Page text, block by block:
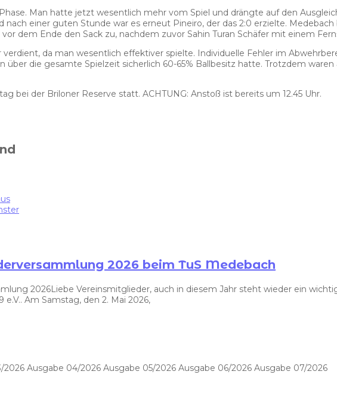
Man hatte jetzt wesentlich mehr vom Spiel und drängte auf den
nach einer guten Stunde war es erneut Pineiro, der das 2:0 erzielte.
dem Ende den Sack zu, nachdem zuvor Sahin Turan Schäfer mit einem
da man wesentlich effektiver spielte. Individuelle Fehler im
die gesamte Spielzeit sicherlich 60-65% Ballbesitz hatte. Trotzdem
bei der Briloner Reserve statt. ACHTUNG: Anstoß ist bereits um 12.45 Uhr.
2026 beim TuS Medebach
2026Liebe Vereinsmitglieder, auch in diesem Jahr steht wieder ein
Am Samstag, den 2. Mai 2026,
Ausgabe 04/2026 Ausgabe 05/2026 Ausgabe 06/2026 Ausgabe 07/2026